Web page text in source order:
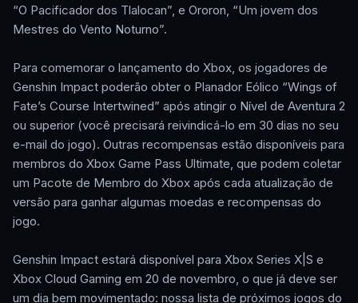
“O Pacificador dos Tlalocan”, e Ororon, “Um jovem dos
Mestres do Vento Noturno”.
Para comemorar o lançamento do Xbox, os jogadores de
Genshin Impact poderão obter o Planador Eólico “Wings of
Fate’s Course Intertwined” após atingir o Nível de Aventura 2
ou superior (você precisará reivindicá-lo em 30 dias no seu
e-mail do jogo). Outras recompensas estão disponíveis para
membros do Xbox Game Pass Ultimate, que podem coletar
um Pacote de Membro do Xbox após cada atualização de
versão para ganhar algumas moedas e recompensas do
jogo.
Genshin Impact estará disponível para Xbox Series X|S e
Xbox Cloud Gaming em 20 de novembro, o que já deve ser
um dia bem movimentado: nossa lista de próximos jogos do